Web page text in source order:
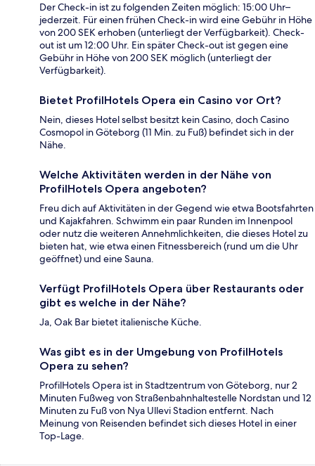
Der Check-in ist zu folgenden Zeiten möglich: 15:00 Uhr–
jederzeit. Für einen frühen Check-in wird eine Gebühr in Höhe
von 200 SEK erhoben (unterliegt der Verfügbarkeit). Check-
out ist um 12:00 Uhr. Ein später Check-out ist gegen eine
Gebühr in Höhe von 200 SEK möglich (unterliegt der
Verfügbarkeit).
Bietet ProfilHotels Opera ein Casino vor Ort?
Nein, dieses Hotel selbst besitzt kein Casino, doch Casino
Cosmopol in Göteborg (11 Min. zu Fuß) befindet sich in der
Nähe.
Welche Aktivitäten werden in der Nähe von
ProfilHotels Opera angeboten?
Freu dich auf Aktivitäten in der Gegend wie etwa Bootsfahrten
und Kajakfahren. Schwimm ein paar Runden im Innenpool
oder nutz die weiteren Annehmlichkeiten, die dieses Hotel zu
bieten hat, wie etwa einen Fitnessbereich (rund um die Uhr
geöffnet) und eine Sauna.
Verfügt ProfilHotels Opera über Restaurants oder
gibt es welche in der Nähe?
Ja, Oak Bar bietet italienische Küche.
Was gibt es in der Umgebung von ProfilHotels
Opera zu sehen?
ProfilHotels Opera ist in Stadtzentrum von Göteborg, nur 2
Minuten Fußweg von Straßenbahnhaltestelle Nordstan und 12
Minuten zu Fuß von Nya Ullevi Stadion entfernt. Nach
Meinung von Reisenden befindet sich dieses Hotel in einer
Top-Lage.